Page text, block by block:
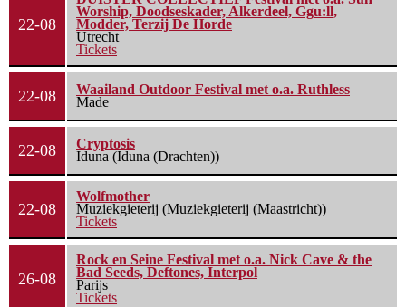
22-08
Worship, Doodseskader, Alkerdeel, Ggu:ll,
Modder, Terzij De Horde
Utrecht
Tickets
22-08
Waailand Outdoor Festival met o.a. Ruthless
Made
22-08
Cryptosis
Iduna (Iduna (Drachten))
22-08
Wolfmother
Muziekgieterij (Muziekgieterij (Maastricht))
Tickets
26-08
Rock en Seine Festival met o.a. Nick Cave & the
Bad Seeds, Deftones, Interpol
Parijs
Tickets